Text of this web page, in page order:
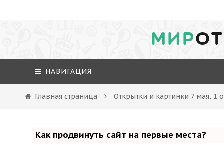
МИР
НАВИГАЦИЯ
Главная страница Открытки и картинки 7 мая, 1
Как продвинуть сайт на первые места?